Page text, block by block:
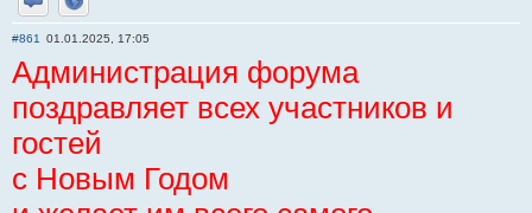
Отправить личное сообщение
Сайт
#861 01.01.2025, 17:05
Администрация форума
поздравляет всех участников и
гостей
с Новым Годом